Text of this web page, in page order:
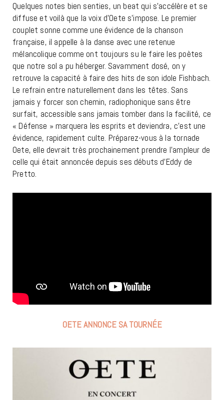
Quelques notes bien senties, un beat qui s’accélère et se
diffuse et voilà que la voix d’Oete s’impose. Le premier
couplet sonne comme une évidence de la chanson
française, il appelle à la danse avec une retenue
mélancolique comme ont toujours su le faire les poètes
que notre sol a pu héberger. Savamment dosé, on y
retrouve la capacité à faire des hits de son idole Fishbach.
Le refrain entre naturellement dans les têtes. Sans
jamais y forcer son chemin, radiophonique sans être
surfait, accessible sans jamais tomber dans la facilité, ce
« Défense » marquera les esprits et deviendra, c’est une
évidence, rapidement culte. Préparez-vous à la tornade
Oete, elle devrait très prochainement prendre l’ampleur de
celle qui était annoncée depuis ses débuts d’Eddy de
Pretto.
OETE ANNONCE SA TOURNÉE